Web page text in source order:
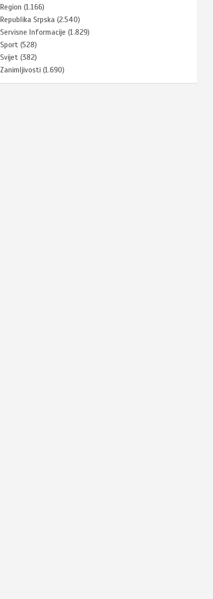
Region (1.166)
Republika Srpska (2.540)
Servisne Informacije (1.829)
Sport (528)
Svijet (382)
Zanimljivosti (1.690)